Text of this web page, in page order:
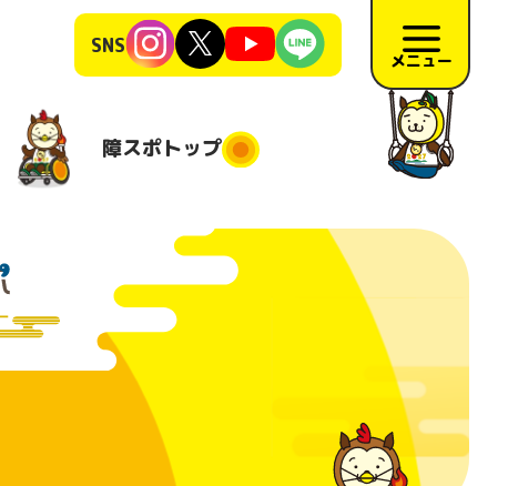
SNS
メニュー
障スポトップ
スポトップ
地
リハーサ
ル大会